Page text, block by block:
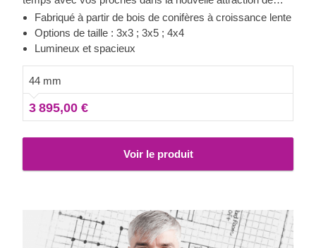
votre jardin ! Cette tonnelle est parfaite pour s'asseoir et
prendre l'air, sortir son ordinateur portable pour travailler ou
changer d'emplacement lorsque vous recevez des invités.
surprendra ! Impressionnez vos amis et votre famille en
les invitant à découvrir votre nouvel achat : FLORA !
Fabriqué à partir de bois de conifères à croissance lente
Options de taille : 3x3 ; 3x5 ; 4x4
Lumineux et spacieux
44 mm
3 895,00 €
Voir le produit